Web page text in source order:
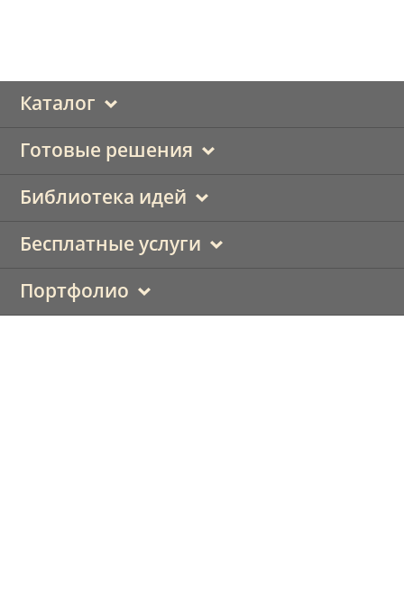
Каталог
Готовые решения
Библиотека идей
Бесплатные услуги
Портфолио